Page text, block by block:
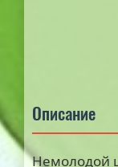
Описание
Немолодой